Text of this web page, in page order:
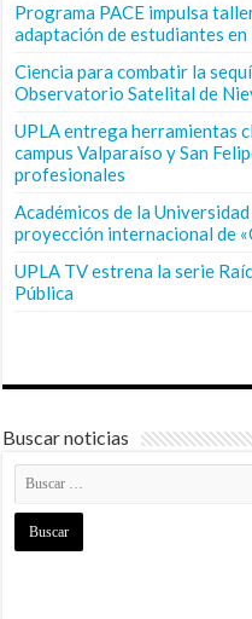
Programa PACE impulsa
adaptación de estudiantes
Ciencia para combatir la
Observatorio Satelital de
UPLA entrega herramientas
campus Valparaíso y San
profesionales
Académicos de la
proyección internacional de
UPLA TV estrena la serie
Pública
Buscar noticias